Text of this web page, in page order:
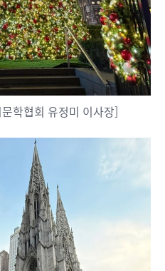
학협회 유정미 이사장]